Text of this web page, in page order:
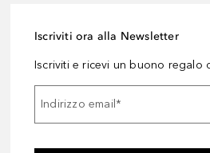
Iscriviti ora alla Newsletter
Iscriviti e ricevi un buono regalo
Indirizzo email*